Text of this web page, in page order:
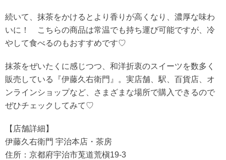
続いて、抹茶をかけるとより香りが高くなり、濃厚な味わ
いに！ こちらの商品は常温でも持ち運び可能ですが、冷
やして食べるのもおすすめです♡
抹茶をぜいたくに感じつつ、和洋折衷のスイーツを数多く
販売している『伊藤久右衛門』。実店舗、駅、百貨店、オ
ンラインショップなど、さまざまな場所で購入できるので
ぜひチェックしてみて♡
【店舗詳細】
伊藤久右衛門 宇治本店・茶房
住所：京都府宇治市莵道荒槇19-3